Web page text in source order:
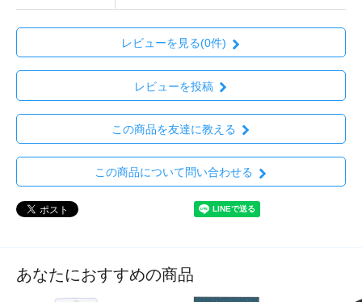
レビューを見る(0件)
レビューを投稿
この商品を友達に教える
この商品について問い合わせる
あなたにおすすめの商品